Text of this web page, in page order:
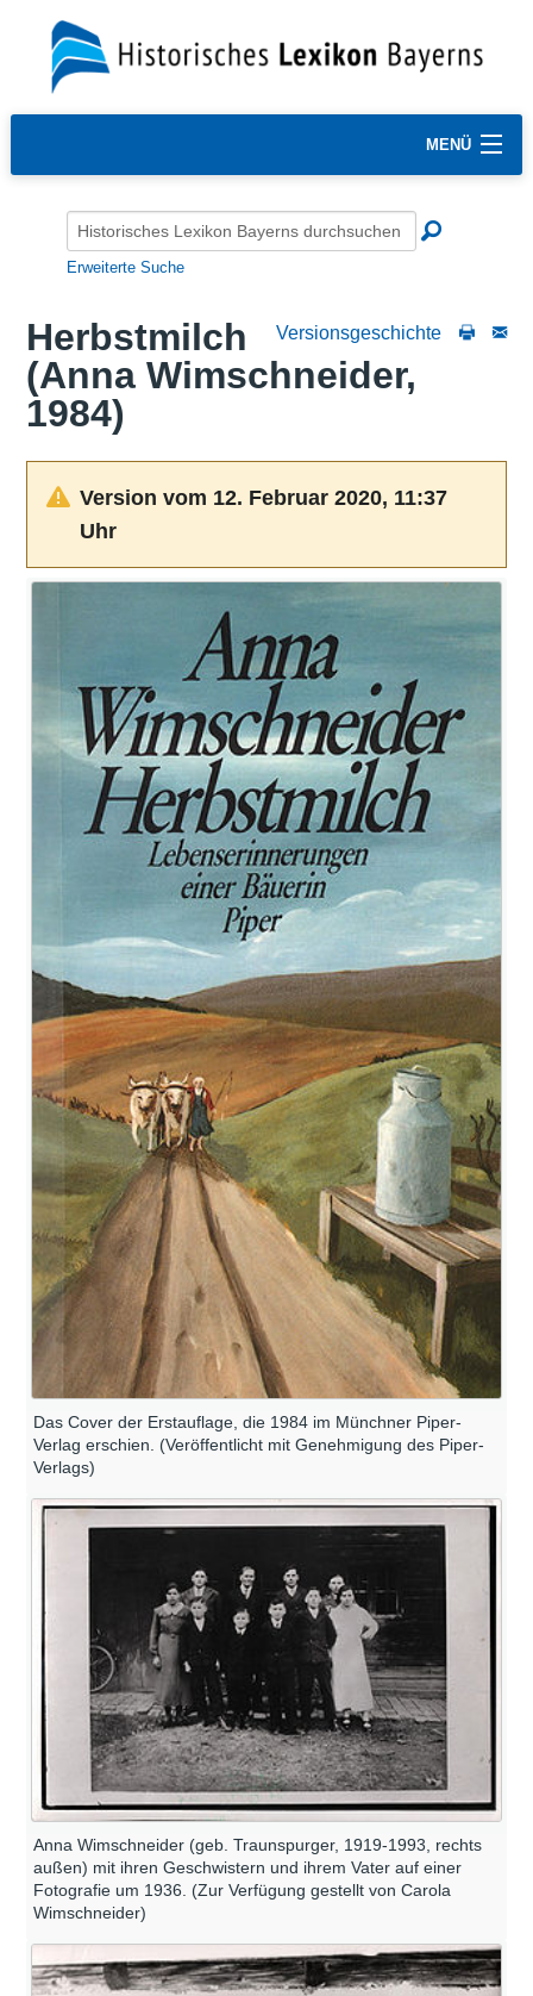
MENÜ
Erweiterte Suche
Versionsgeschichte
Herbstmilch
(Anna Wimschneider,
1984)
Version vom 12. Februar 2020, 11:37
Uhr
Das Cover der Erstauflage, die 1984 im Münchner Piper-
Verlag erschien. (Veröffentlicht mit Genehmigung des Piper-
Verlags)
Anna Wimschneider (geb. Traunspurger, 1919-1993, rechts
außen) mit ihren Geschwistern und ihrem Vater auf einer
Fotografie um 1936. (Zur Verfügung gestellt von Carola
Wimschneider)